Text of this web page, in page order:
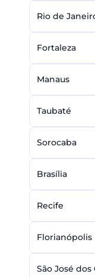
Rio de
Fortaleza
Manaus
Taubaté
Sorocaba
Brasília
Recife
Florianópolis
São José dos